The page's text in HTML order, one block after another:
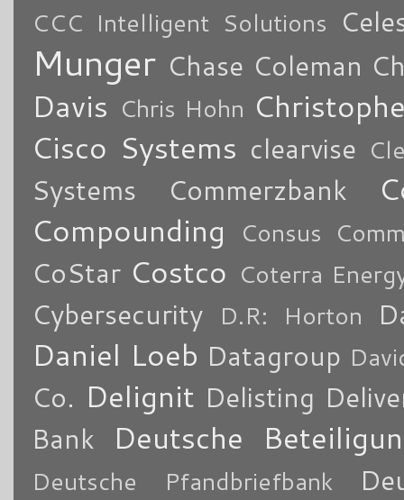
CCC Intelligent Solutions
Munger Chase Coleman
Davis Chris Hohn
Cisco Systems clearvise
Systems Commerzbank
Compounding
Consus
CoStar Costco Coterra
Cybersecurity D.R: Horton
Daniel Loeb Datagroup
Co. Delignit Delisting
Bank
Deutsche
Deutsche Pfandbriefbank